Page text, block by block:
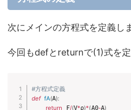
次にメインの方程式を定義し
今回もdefとreturnで(1)式を定
#方程式定義
def fA(A):
return
F/(V*ρ)*(A0-A)